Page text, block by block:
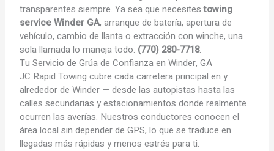
transparentes siempre. Ya sea que necesitestowing
service Winder GA, arranque de batería, apertura de
vehículo, cambio de llanta o extracción con winche, una
sola llamada lo maneja todo: (770) 280-7718.
Tu Servicio de Grúa deConfianza en Winder, GA
JC Rapid Towing cubre cada carretera principal en y
alrededor de Winder — desde las autopistas hasta las
calles secundarias y estacionamientos donde realmente
ocurren las averías. Nuestros conductores conocen el
área local sin depender de GPS, lo que se traduce en
llegadas más rápidas y menos estrés para ti.